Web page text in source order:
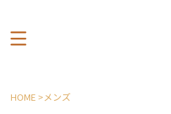
HOME >メンズ